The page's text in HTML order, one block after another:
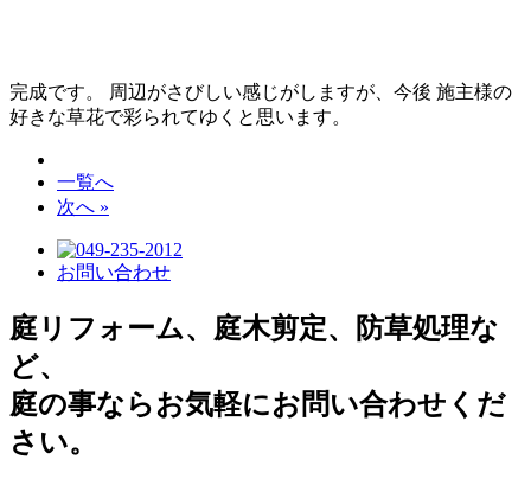
完成です。 周辺がさびしい感じがしますが、今後 施主様の
好きな草花で彩られてゆくと思います。
一覧へ
次へ »
お問い合わせ
庭リフォーム、庭木剪定、防草処理な
ど、
庭の事ならお気軽にお問い合わせくだ
さい。